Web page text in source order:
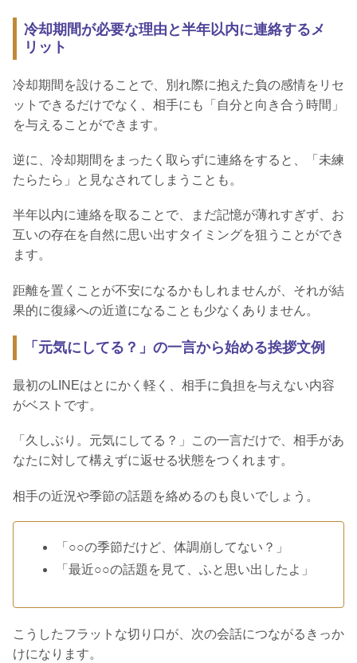
冷却期間が必要な理由と半年以内に連絡するメ
リット
冷却期間を設けることで、別れ際に抱えた負の感情をリセ
ットできるだけでなく、相手にも「自分と向き合う時間」
を与えることができます。
逆に、冷却期間をまったく取らずに連絡をすると、「未練
たらたら」と見なされてしまうことも。
半年以内に連絡を取ることで、まだ記憶が薄れすぎず、お
互いの存在を自然に思い出すタイミングを狙うことができ
ます。
距離を置くことが不安になるかもしれませんが、それが結
果的に復縁への近道になることも少なくありません。
「元気にしてる？」の一言から始める挨拶文例
最初のLINEはとにかく軽く、相手に負担を与えない内容
がベストです。
「久しぶり。元気にしてる？」この一言だけで、相手があ
なたに対して構えずに返せる状態をつくれます。
相手の近況や季節の話題を絡めるのも良いでしょう。
「○○の季節だけど、体調崩してない？」
「最近○○の話題を見て、ふと思い出したよ」
こうしたフラットな切り口が、次の会話につながるきっか
けになります。